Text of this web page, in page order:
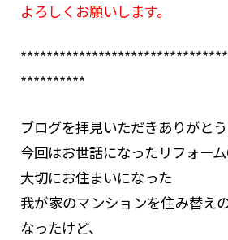
よろしくお願いします。
**********
ブログを拝見いただきありがとう
今回はお世話になったリフォーム
大切にお住まいになった
我が家のマンションを住み替え
なったけど、